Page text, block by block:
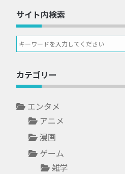
サイト内検索
カテゴリー
エンタメ
アニメ
漫画
ゲーム
雑学